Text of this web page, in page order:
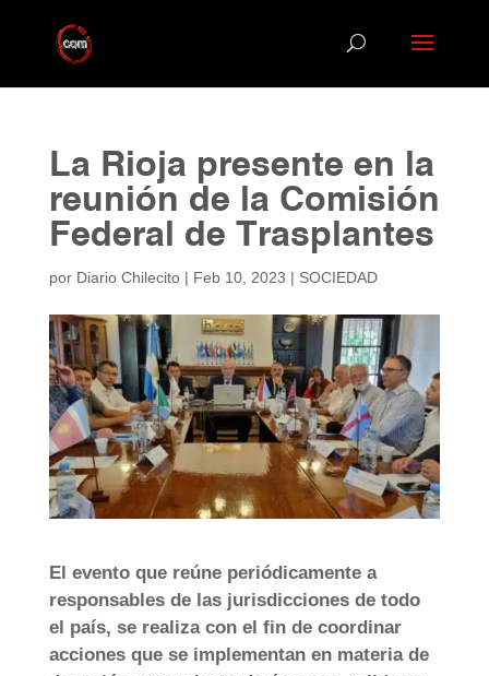
La Rioja presente en la
reunión de la Comisión
Federal de Trasplantes
por Diario Chilecito| Feb 10, 2023 | SOCIEDAD
El evento que reúne periódicamente a
responsables de las jurisdicciones de todo
el país, se realiza con el fin de coordinar
acciones que se implementan en materia de